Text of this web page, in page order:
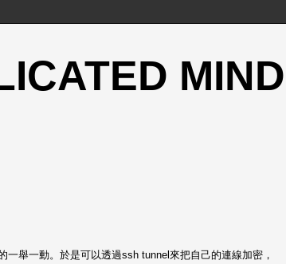
MIND
舉一動。於是可以透過ssh tunnel來把自己的連線加密，